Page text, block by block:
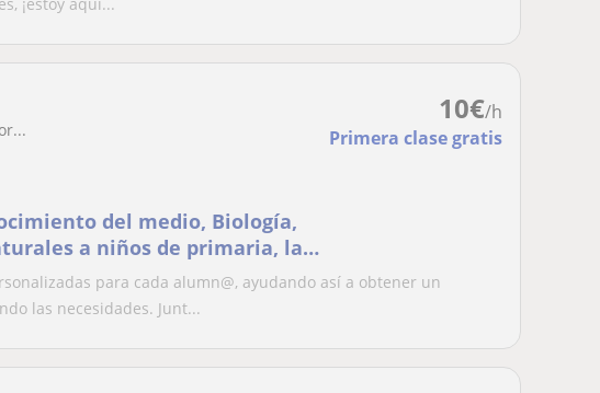
10€/h
Primera clase gratis
del medio, Biología,
a niños de primaria, la
y alrededores. Prefiero
pudiendo
alumn@.
para cada alumn@, ayudando así a obtener un
las necesidades. Junt...